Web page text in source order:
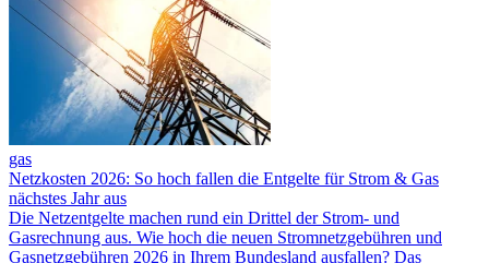
gas
Netzkosten 2026: So hoch fallen die Entgelte für Strom & Gas
nächstes Jahr aus
Die Netzentgelte machen rund ein Drittel der Strom- und
Gasrechnung aus. Wie hoch die neuen Stromnetzgebühren und
Gasnetzgebühren 2026 in Ihrem Bundesland ausfallen? Das